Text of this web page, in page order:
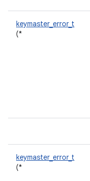
keymaster_error_t
(*
keymaster_error_t
(*